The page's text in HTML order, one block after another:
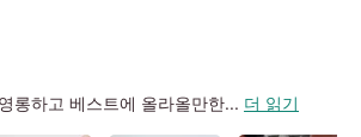
롱하고 베스트에 올라올만한... 더 읽기